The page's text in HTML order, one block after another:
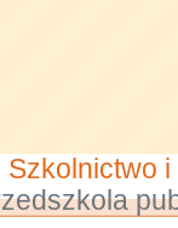
Szkolnictwo